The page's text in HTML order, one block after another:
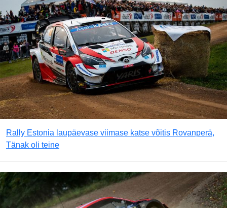
Rally Estonia laupäevase viimase katse võitis Rovanperä,
Tänak oli teine